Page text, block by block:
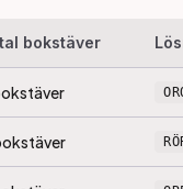
bokstäver